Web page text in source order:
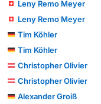
Leny Remo Meyer
Leny Remo Meyer
Tim Köhler
Tim Köhler
Christopher Olivier
Christopher Olivier
Alexander Groiß